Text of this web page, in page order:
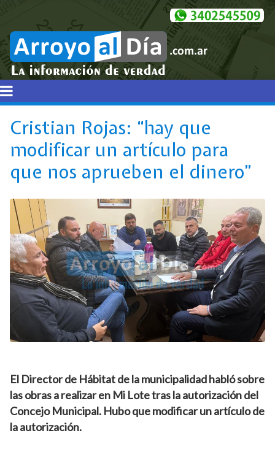
Cristian Rojas: “hay que
modificar un artículo para
que nos aprueben el dinero”
El Director de Hábitat de la municipalidad habló sobre
las obras a realizar en Mi Lote tras la autorización del
Concejo Municipal. Hubo que modificar un artículo de
la autorización.